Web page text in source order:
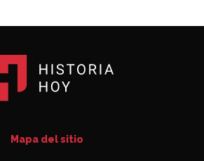
Mapa del sitio